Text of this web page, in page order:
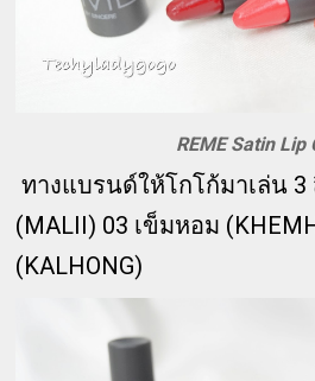
REME Satin Lip
ทางแบรนด์ให้โกโก้มาเล่น 3
(MALII) 03 เข็มหอม
(KALHONG)